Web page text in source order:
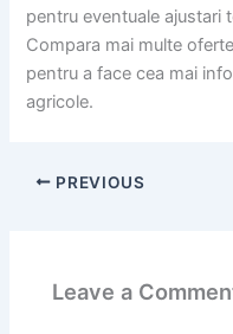
pentru eventuale ajustari
Compara mai multe
pentru a face cea mai
agricole.
PREVIOUS
Leave a